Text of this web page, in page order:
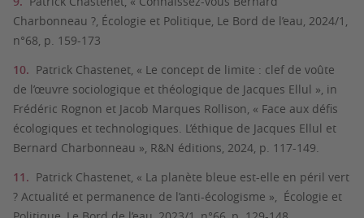
Charbonneau ?, Écologie et Politique, Le Bord de l’eau, 2024/1,
n°68, p. 159-173
Patrick Chastenet, « Le concept de limite : clef de voûte
de l’œuvre sociologique et théologique de Jacques Ellul », in
Frédéric Rognon et Jacob Marques Rollison, « Face aux défis
écologiques et technologiques. L’éthique de Jacques Ellul et
Bernard Charbonneau », R&N éditions, 2024, p. 117-149.
Patrick Chastenet, « La planète bleue est-elle en péril vert
? Actualité et permanence de l’anti-écologisme », Écologie et